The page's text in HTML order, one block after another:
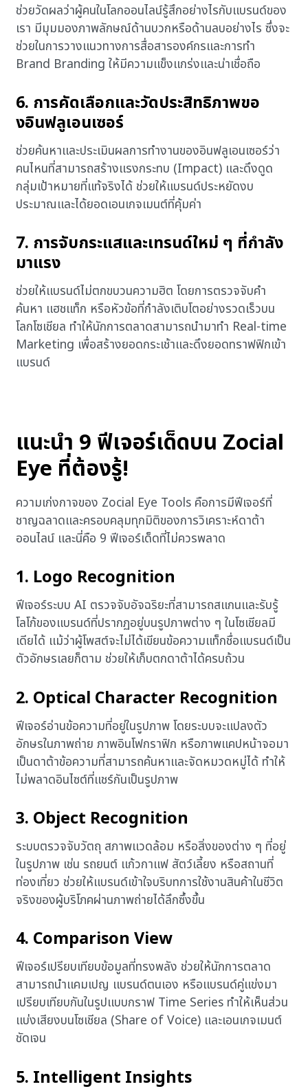
ช่วยวัดผลว่าผู้คนในโลกออนไลน์รู้สึกอย่างไรกับแบรนด์ของ
เรา มีมุมมองภาพลักษณ์ด้านบวกหรือด้านลบอย่างไร ซึ่งจะ
ช่วยในการวางแนวทางการสื่อสารองค์กรและการทำ
Brand Branding ให้มีความแข็งแกร่งและน่าเชื่อถือ
6. การคัดเลือกและวัดประสิทธิภาพขอ
งอินฟลูเอนเซอร์
ช่วยค้นหาและประเมินผลการทำงานของอินฟลูเอนเซอร์ว่า
คนไหนที่สามารถสร้างแรงกระทบ (Impact) และดึงดูด
กลุ่มเป้าหมายที่แท้จริงได้ ช่วยให้แบรนด์ประหยัดงบ
ประมาณและได้ยอดเอนเกจเมนต์ที่คุ้มค่า
7. การจับกระแสและเทรนด์ใหม่ ๆ ที่กำลัง
มาแรง
ช่วยให้แบรนด์ไม่ตกขบวนความฮิต โดยการตรวจจับคำ
ค้นหา แฮชแท็ก หรือหัวข้อที่กำลังเติบโตอย่างรวดเร็วบน
โลกโซเชียล ทำให้นักการตลาดสามารถนำมาทำ Real-time
Marketing เพื่อสร้างยอดกระเช้าและดึงยอดทราฟฟิกเข้า
แบรนด์
แนะนำ 9 ฟีเจอร์เด็ดบน Zocial
Eye ที่ต้องรู้!
ความเก่งกาจของ Zocial Eye Tools คือการมีฟีเจอร์ที่
ชาญฉลาดและครอบคลุมทุกมิติของการวิเคราะห์ดาต้า
ออนไลน์ และนี่คือ 9 ฟีเจอร์เด็ดที่ไม่ควรพลาด
1. Logo Recognition
ฟีเจอร์ระบบ AI ตรวจจับอัจฉริยะที่สามารถสแกนและรับรู้
โลโก้ของแบรนด์ที่ปรากฏอยู่บนรูปภาพต่าง ๆ ในโซเชียลมี
เดียได้ แม้ว่าผู้โพสต์จะไม่ได้เขียนข้อความแท็กชื่อแบรนด์เป็น
ตัวอักษรเลยก็ตาม ช่วยให้เก็บตกดาต้าได้ครบถ้วน
2. Optical Character Recognition
ฟีเจอร์อ่านข้อความที่อยู่ในรูปภาพ โดยระบบจะแปลงตัว
อักษรในภาพถ่าย ภาพอินโฟกราฟิก หรือภาพแคปหน้าจอมา
เป็นดาต้าข้อความที่สามารถค้นหาและจัดหมวดหมู่ได้ ทำให้
ไม่พลาดอินไซต์ที่แชร์กันเป็นรูปภาพ
3. Object Recognition
ระบบตรวจจับวัตถุ สภาพแวดล้อม หรือสิ่งของต่าง ๆ ที่อยู่
ในรูปภาพ เช่น รถยนต์ แก้วกาแฟ สัตว์เลี้ยง หรือสถานที่
ท่องเที่ยว ช่วยให้แบรนด์เข้าใจบริบทการใช้งานสินค้าในชีวิต
จริงของผู้บริโภคผ่านภาพถ่ายได้ลึกซึ้งขึ้น
4. Comparison View
ฟีเจอร์เปรียบเทียบข้อมูลที่ทรงพลัง ช่วยให้นักการตลาด
สามารถนำแคมเปญ แบรนด์ตนเอง หรือแบรนด์คู่แข่งมา
เปรียบเทียบกันในรูปแบบกราฟ Time Series ทำให้เห็นส่วน
แบ่งเสียงบนโซเชียล (Share of Voice) และเอนเกจเมนต์
ชัดเจน
5. Intelligent Insights